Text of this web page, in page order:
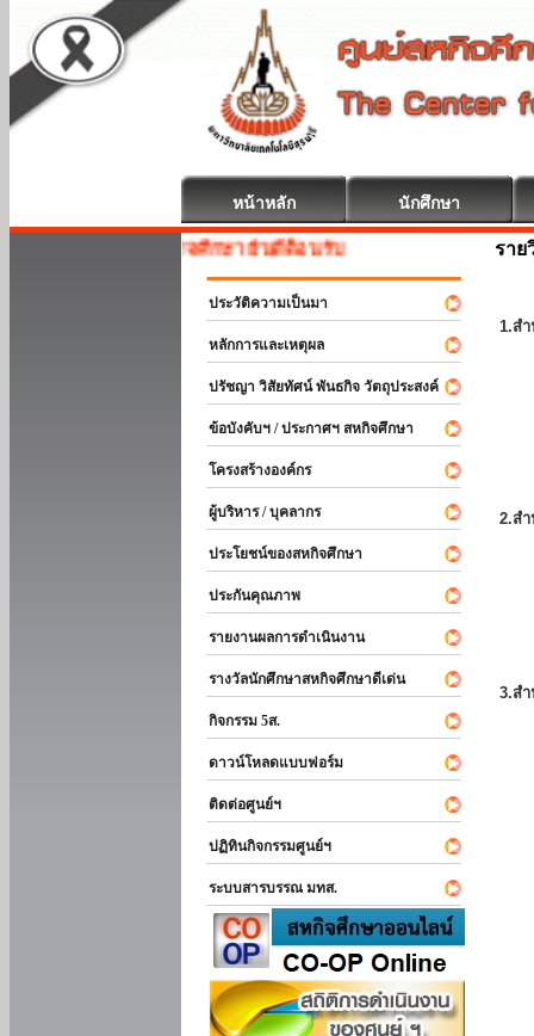
หน้าหลัก นักศึกษา
สหกิจศึกษา ยินดีต้อนรับ
ประวัติความเป็นมา
หลักการและเหตุผล
ปรัชญา วิสัยทัศน์ พันธกิจ วัตถุประสงค์
ข้อบังคับฯ / ประกาศฯ สหกิจศึกษา
โครงสร้างองค์กร
ผู้บริหาร / บุคลากร
ประโยชน์ของสหกิจศึกษา
ประกันคุณภาพ
รายงานผลการดำเนินงาน
รางวัลนักศึกษาสหกิจศึกษาดีเด่น
กิจกรรม 5ส.
ดาวน์โหลดแบบฟอร์ม
ติดต่อศูนย์ฯ
ปฏิทินกิจกรรมศูนย์ฯ
ระบบสารบรรณ มทส.
ราย
1.ส
2.ส
3.ส